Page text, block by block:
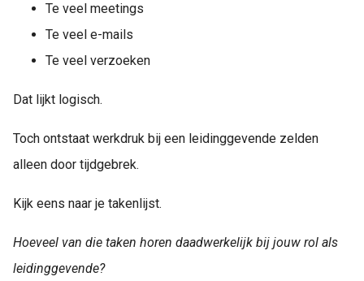
Te veel meetings
Te veel e-mails
Te veel verzoeken
Dat lijkt logisch.
Toch ontstaat werkdruk bij een leidinggevende zelden
alleen door tijdgebrek.
Kijk eens naar je takenlijst.
Hoeveel van die taken horen daadwerkelijk bij jouw rol als
leidinggevende?
worden
over
op
gebruikt
te